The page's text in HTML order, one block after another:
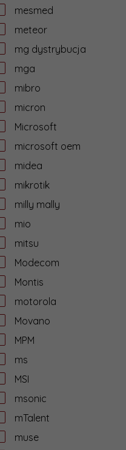
mesmed
meteor
mg dystrybucja
mga
mibro
micron
Microsoft
microsoft oem
midea
mikrotik
milly mally
mio
mitsu
Modecom
Montis
motorola
Movano
MPM
ms
MSI
msonic
mTalent
muse